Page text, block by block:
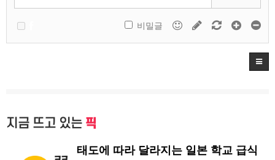
비밀글
지금 뜨고 있는 픽
태도에 따라 달라지는 일본 학교 급식